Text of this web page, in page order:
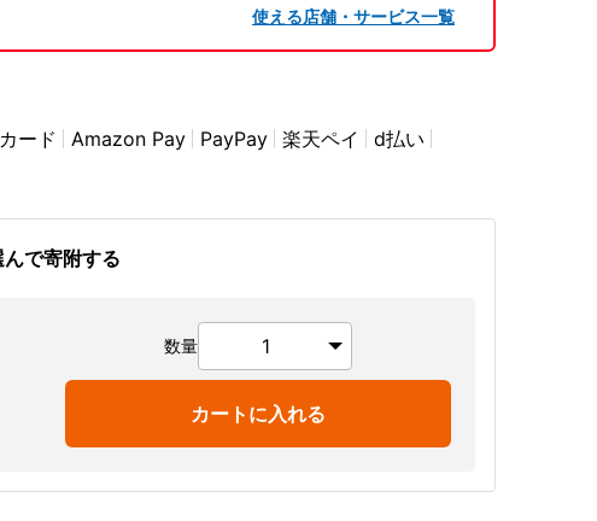
使える店舗・サービス一覧
ード Amazon Pay PayPay 楽天ペイ
d払い
で寄附する
数量
カートに入れる